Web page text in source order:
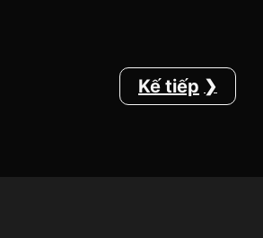
Kế tiếp